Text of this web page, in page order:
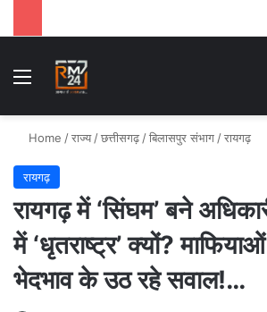
Menu
Home /राज्य /छत्तीसगढ़ /बिलासपुर संभाग /रायगढ़
रायगढ़
रायगढ़ में ‘सिंघम’ बने
में ‘धृतराष्ट्र’ क्यों? माफियाओं
भेदभाव के उठ रहे सवाल!…